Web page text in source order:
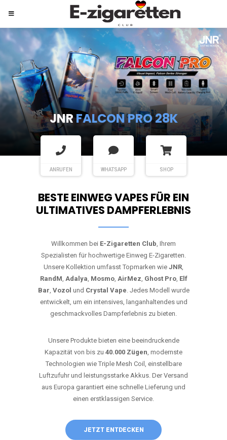
JNRSHISHA HOOKAH MAX
ANRUFEN WHATSAPP SHOP
BESTE EINWEG VAPES FÜR EIN
ULTIMATIVES DAMPFERLEBNIS
Willkommen bei E-Zigaretten Club, Ihrem
Spezialisten für hochwertige Einweg E-Zigaretten.
Unsere Kollektion umfasst Topmarken wie JNR,
RandM, Adalya, Mosmo, AirMez, Ghost Pro, Elf
Bar, Vozol und Crystal Vape. Jedes Modell wurde
entwickelt, um ein intensives, langanhaltendes und
geschmackvolles Dampferlebnis zu bieten.
Unsere Produkte bieten eine beeindruckende
Kapazität von bis zu 40.000 Zügen, modernste
Technologien wie Triple Mesh Coil, einstellbare
Luftzufuhr und leistungsstarke Akkus. Der Versand
aus Europa garantiert eine schnelle Lieferung und
einen erstklassigen Service.
JETZT ENTDECKEN